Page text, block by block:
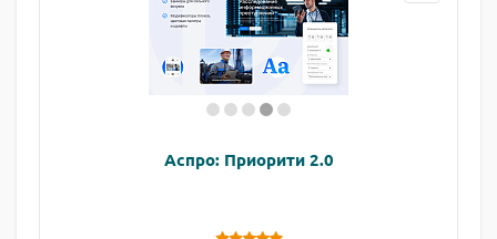
Аспро: Приорити 2.0